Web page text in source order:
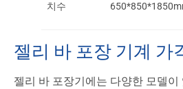
치수
젤리 바 포장 기계 가
젤리 바 포장기에는 다양한 모델이